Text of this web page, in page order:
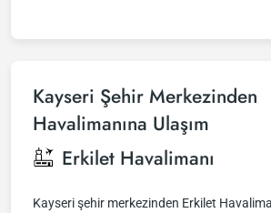
Kayseri Şehir Merkezinden
Havalimanına Ulaşım
Erkilet Havalimanı
Kayseri şehir merkezinden Erkilet